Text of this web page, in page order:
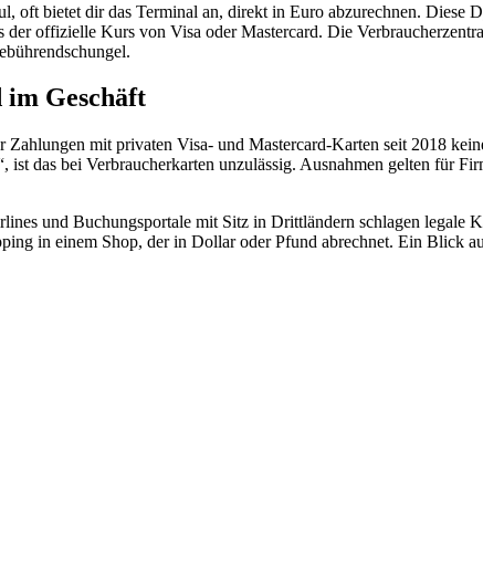
oft bietet dir das Terminal an, direkt in Euro abzurechnen.
der offizielle Kurs von Visa oder Mastercard. Die
im Geschäft
mit privaten Visa- und Mastercard-Karten seit 2018
ist das bei Verbraucherkarten unzulässig. Ausnahmen gelten für
und Buchungsportale mit Sitz in Drittländern schlagen
in einem Shop, der in Dollar oder Pfund abrechnet. Ein Blick